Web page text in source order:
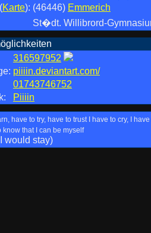
Karte): (46446) Emmerich
St�dt. Willibrord-
316597952
piiiin.deviantart.com/
01743746752
Piiiin
have to try, have to trust I have to cry, I
know that I can be myself
would stay)